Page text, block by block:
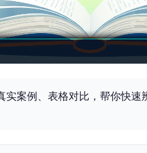
实案例、表格对比，帮你快